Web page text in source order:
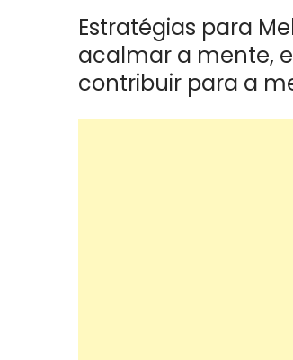
Estratégias para
acalmar a mente,
contribuir para a